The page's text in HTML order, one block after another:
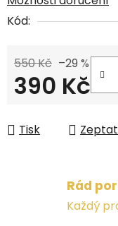
Kód:
550 Kč –29 %
390 Kč
Tisk
Rád
Každý